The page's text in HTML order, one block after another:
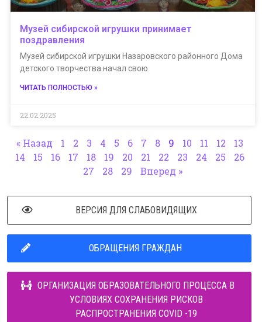
Музей сибирской игрушки принимает
поздравления
Музей сибирской игрушки Назаровского районного Дома
детского творчества начал свою
ЧИТАТЬ ПОЛНОСТЬЮ »
22.02.2025
« Назад 1 2 3 4 5 6 7 8 9 10 11 12
13
14
15 16 17 18 19 20 21 22 23 24 25
26
27
28 29 Вперед »
ВЕРСИЯ ДЛЯ СЛАБОВИДЯЩИХ
ОБРАЩЕНИЯ ГРАЖДАН
ОРГАНИЗАЦИЯ ОБРАЗОВАТЕЛЬНОГО ПРОЦЕССА В
УСЛОВИЯХ СОХРАНЕНИЯ РИСКОВ
РАСПРОСТРАНЕНИЯ COVID -19